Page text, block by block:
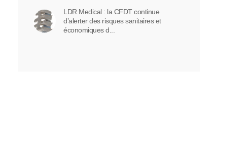
LDR Medical : la CFDT continue
d’alerter des risques sanitaires et
économiques d...